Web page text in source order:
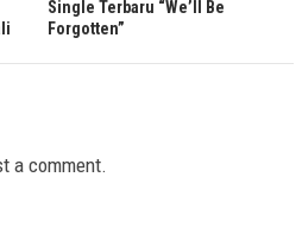
Single Terbaru “We’ll Be
Forgotten”
a comment.